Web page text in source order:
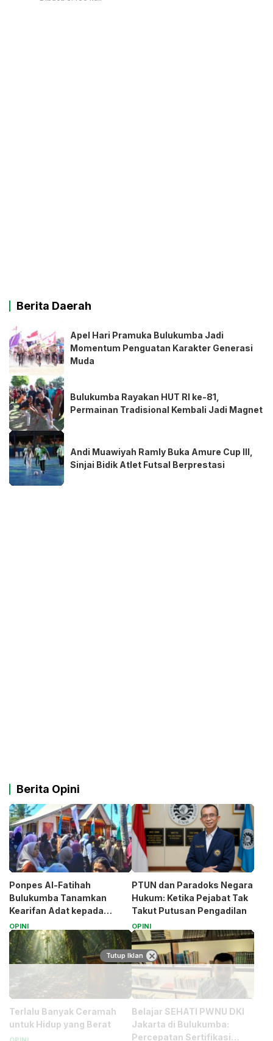
Berita Daerah
Apel Hari Pramuka Bulukumba Jadi
Momentum Penguatan Karakter Generasi
Muda
Bulukumba Rayakan HUT RI ke-81,
Permainan Tradisional Kembali Jadi Magnet
Andi Muawiyah Ramly Buka Amure Cup III,
Sinjai Bidik Atlet Futsal Berprestasi
Berita Opini
Ponpes Al-Fatihah
Bulukumba Tanamkan
Kearifan Adat kepada
Santri (Bagian 1)
OPINI
PTUN dan Paradoks Negara
Hukum: Ketika Pejabat Tak
Takut Putusan Pengadilan
OPINI
Terlalu Banyak Ceramah
untuk Hidup yang Berat
Belajar SEHATI PWNU DKI
Jakarta di Bulukumba:
Percepatan Sertifikasi
Tutup Iklan